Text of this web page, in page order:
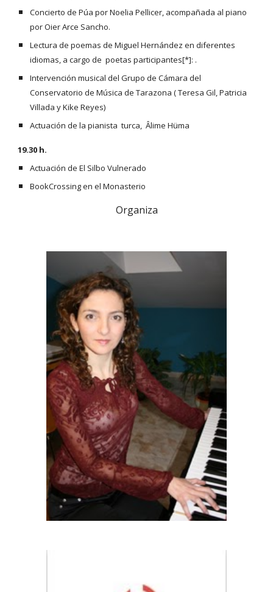
Concierto de Púa por Noelia Pellicer, acompañada al piano
por Oier Arce Sancho.
Lectura de poemas de Miguel Hernández en diferentes
idiomas, a cargo de  poetas participantes[*]: .
Intervención musical del Grupo de Cámara del
Conservatorio de Música de Tarazona ( Teresa Gil, Patricia
Villada y Kike Reyes)
Actuación de la pianista  turca,  Âlime Hüma
19.30 h.
Actuación de El Silbo Vulnerado
BookCrossing en el Monasterio
Organiza